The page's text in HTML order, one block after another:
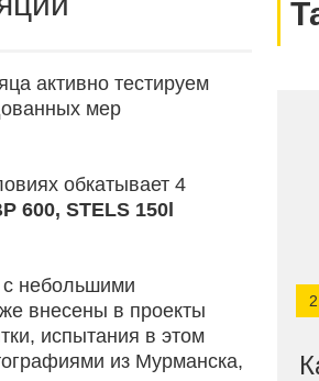
активно тестируем
мер
обкатывает 4
600, STELS 150l
небольшими
внесены в проекты
испытания в этом
из Мурманска,